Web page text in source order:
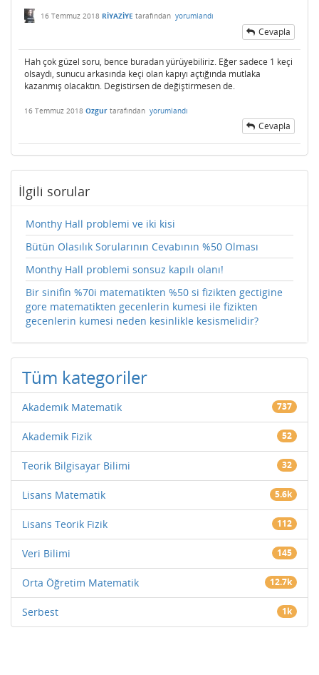
16 Temmuz 2018 RİYAZİYE tarafından yorumlandı
Cevapla
Hah çok güzel soru, bence buradan yürüyebiliriz. Eğer sadece 1 keçi
olsaydı, sunucu arkasında keçi olan kapıyı açtığında mutlaka
kazanmış olacaktın. Degistirsen de değiştirmesen de.
16 Temmuz 2018 Ozgur tarafından yorumlandı
Cevapla
İlgili sorular
Monthy Hall problemi ve iki kisi
Bütün Olasılık Sorularının Cevabının %50 Olması
Monthy Hall problemi sonsuz kapılı olanı!
Bir sinifin %70i matematikten %50 si fizikten gectigine
gore matematikten gecenlerin kumesi ile fizikten
gecenlerin kumesi neden kesinlikle kesismelidir?
Tüm kategoriler
Akademik Matematik 737
Akademik Fizik 52
Teorik Bilgisayar Bilimi 32
Lisans Matematik 5.6k
Lisans Teorik Fizik 112
Veri Bilimi 145
Orta Öğretim Matematik 12.7k
Serbest 1k